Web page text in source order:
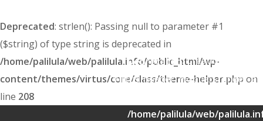
Deprecated: strlen(): Passing null to parameter #1
($string) of type string is deprecated in
/home/palilula/web/palilula.info/public_html/wp-
content/themes/virtus/core/class/theme-helper.php on
line 208
Deprecated: Creation of
/home/palilula/web/